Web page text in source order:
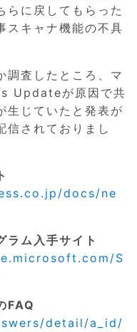
らに戻してもらった
スキャナ機能の不具
調査したところ、マ
Updateが原因で共
生じていたと発表が
信されておりまし
docs/ne
ラム入手サイト
S
FAQ
detail/a_id/